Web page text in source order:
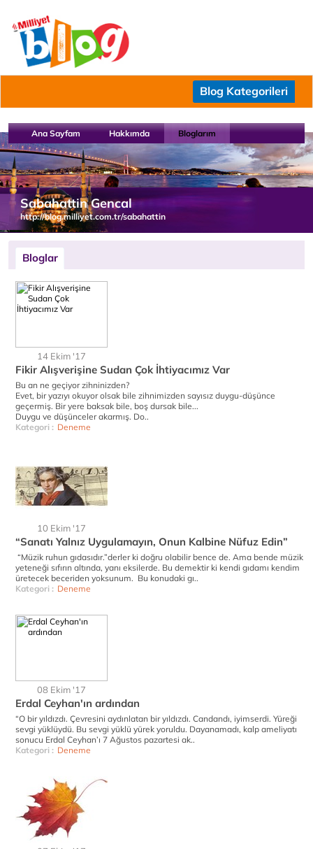
Blog Kategorileri
Ana Sayfam Hakkımda Bloglarım
Sabahattin Gencal
http://blog.milliyet.com.tr/sabahattin
Bloglar
14 Ekim '17
Fikir Alışverişine Sudan Çok İhtiyacımız Var
Bu an ne geçiyor zihninizden?
Evet, bir yazıyı okuyor olsak bile zihnimizden sayısız duygu-düşünce
geçermiş. Bir yere baksak bile, boş dursak bile...
Duygu ve düşünceler akarmış. Do..
Kategori : Deneme
10 Ekim '17
“Sanatı Yalnız Uygulamayın, Onun Kalbine Nüfuz Edin”
“Müzik ruhun gıdasıdır.”derler ki doğru olabilir bence de. Ama bende müzik
yeteneği sıfırın altında, yanı eksilerde. Bu demektir ki kendi gıdamı kendim
üretecek beceriden yoksunum. Bu konudaki gı..
Kategori : Deneme
08 Ekim '17
Erdal Ceyhan'ın ardından
“O bir yıldızdı. Çevresini aydınlatan bir yıldızdı. Candandı, iyimserdi. Yüreği
sevgi yüklüydü. Bu sevgi yüklü yürek yoruldu. Dayanamadı, kalp ameliyatı
sonucu Erdal Ceyhan’ı 7 Ağustos pazartesi ak..
Kategori : Deneme